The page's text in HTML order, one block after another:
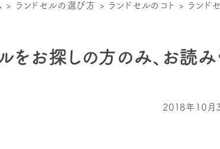
> ランドセルの選び方 > ランドセルのコト > ランド
をお探しの方のみ、お読
2018年10月